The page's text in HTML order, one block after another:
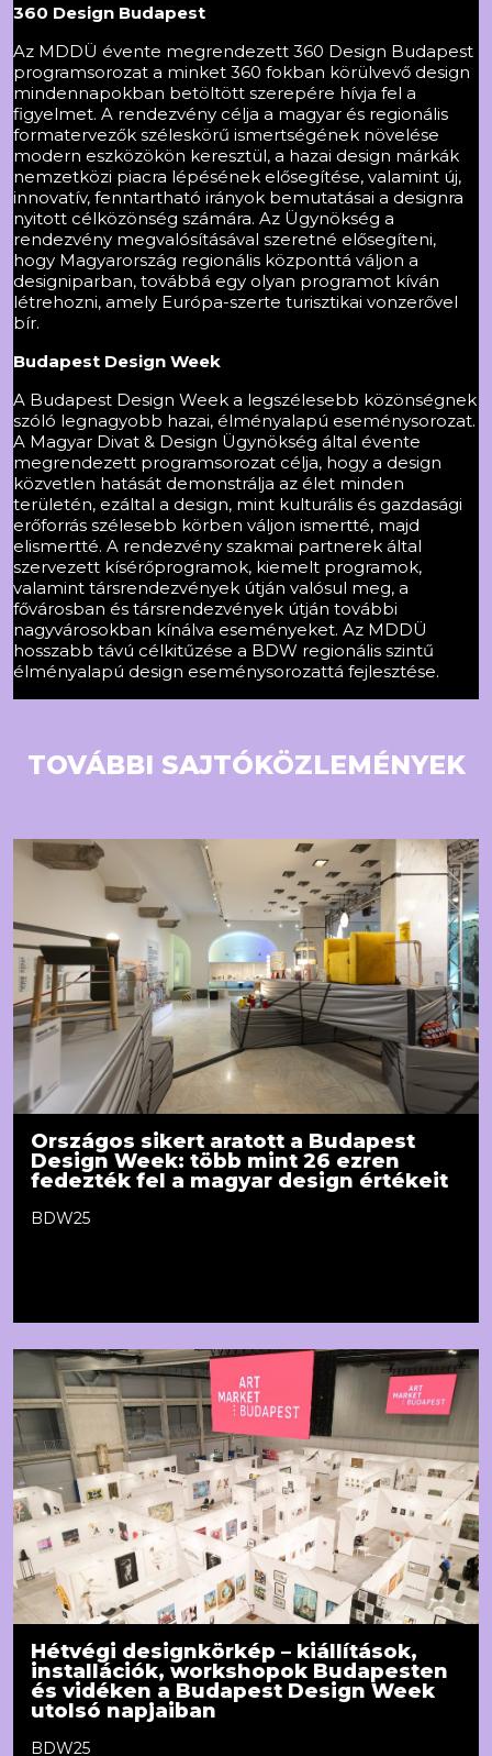
360 Design Budapest
Az MDDÜ évente megrendezett 360 Design Budapest
programsorozat a minket 360 fokban körülvevő design
mindennapokban betöltött szerepére hívja fel a
figyelmet. A rendezvény célja a magyar és regionális
formatervezők széleskörű ismertségének növelése
modern eszközökön keresztül, a hazai design márkák
nemzetközi piacra lépésének elősegítése, valamint új,
innovatív, fenntartható irányok bemutatásai a designra
nyitott célközönség számára. Az Ügynökség a
rendezvény megvalósításával szeretné elősegíteni,
hogy Magyarország regionális központtá váljon a
designiparban, továbbá egy olyan programot kíván
létrehozni, amely Európa-szerte turisztikai vonzerővel
bír.
Budapest Design Week
A Budapest Design Week a legszélesebb közönségnek
szóló legnagyobb hazai, élményalapú eseménysorozat.
A Magyar Divat & Design Ügynökség által évente
megrendezett programsorozat célja, hogy a design
közvetlen hatását demonstrálja az élet minden
területén, ezáltal a design, mint kulturális és gazdasági
erőforrás szélesebb körben váljon ismertté, majd
elismertté. A rendezvény szakmai partnerek által
szervezett kísérőprogramok, kiemelt programok,
valamint társrendezvények útján valósul meg, a
fővárosban és társrendezvények útján további
nagyvárosokban kínálva eseményeket. Az MDDÜ
hosszabb távú célkitűzése a BDW regionális szintű
élményalapú design eseménysorozattá fejlesztése.
TOVÁBBI SAJTÓKÖZLEMÉNYEK
Országos sikert aratott a Budapest
Design Week: több mint 26 ezren
fedezték fel a magyar design értékeit
BDW25
Hétvégi designkörkép – kiállítások,
installációk, workshopok Budapesten
és vidéken a Budapest Design Week
utolsó napjaiban
BDW25